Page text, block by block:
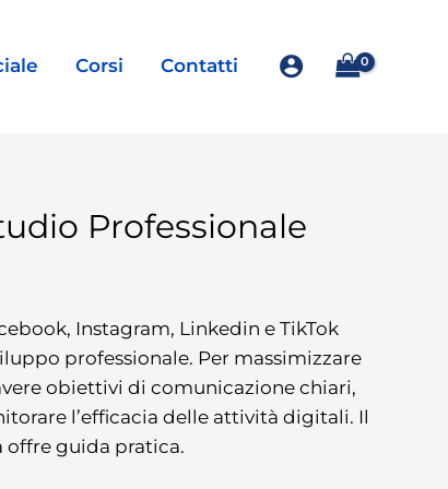
Corsi Contatti
Professionale
Instagram, Linkedin e TikTok
professionale. Per massimizzare
obiettivi di comunicazione chiari,
l’efficacia delle attività digitali. Il
offre guida pratica.